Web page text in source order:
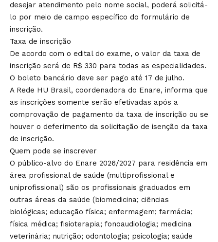
desejar atendimento pelo nome social, poderá solicitá-
lo por meio de campo específico do formulário de
inscrição.
Taxa de inscrição
De acordo com o edital do exame, o valor da taxa de
inscrição será de R$ 330 para todas as especialidades.
O boleto bancário deve ser pago até 17 de julho.
A Rede HU Brasil, coordenadora do Enare, informa que
as inscrições somente serão efetivadas após a
comprovação de pagamento da taxa de inscrição ou se
houver o deferimento da solicitação de isenção da taxa
de inscrição.
Quem pode se inscrever
O público-alvo do Enare 2026/2027 para residência em
área profissional de saúde (multiprofissional e
uniprofissional) são os profissionais graduados em
outras áreas da saúde (biomedicina; ciências
biológicas; educação física; enfermagem; farmácia;
física médica; fisioterapia; fonoaudiologia; medicina
veterinária; nutrição; odontologia; psicologia; saúde